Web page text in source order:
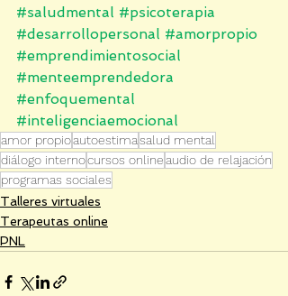
#saludmental #psicoterapia
#desarrollopersonal #amorpropio
#emprendimientosocial
#menteemprendedora
#enfoquemental
#inteligenciaemocional
amor propioautoestimasalud mental
diálogo internocursos onlineaudio de relajación
programas sociales
Talleres virtuales
Terapeutas online
PNL